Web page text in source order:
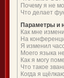
Почему я не
Что делает
Параметры и
Как мне
На
Я изменил
Моего языка
Как я могу
Что такое
Когда я